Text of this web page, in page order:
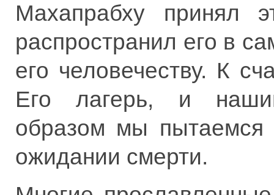
Махапрабху принял
распространил его в
его человечеству. К
Его лагерь, и
образом мы пытаемся
ожидании смерти.